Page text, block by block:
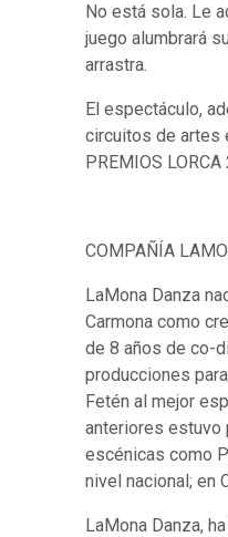
No está sola. Le
juego alumbrará
arrastra.
El espectáculo,
circuitos de artes
PREMIOS
COMPAÑÍA
LaMona Danza
Carmona como
de 8 años de co-
producciones
Fetén al mejor
anteriores estuvo
escénicas como
nivel nacional; en
LaMona Danza,